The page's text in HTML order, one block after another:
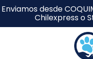
Enviamos desde
Chilexpress o